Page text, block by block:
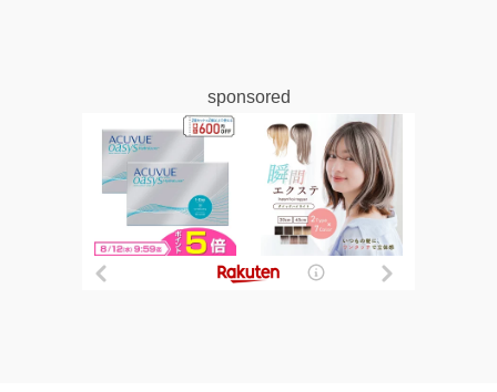
sponsored